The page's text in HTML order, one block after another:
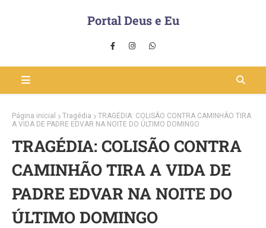
Portal Deus e Eu
Página inicial Tragédia
TRAGÉDIA: COLISÃO CONTRA CAMINHÃO TIRA
A VIDA DE PADRE EDVAR NA NOITE DO ÚLTIMO DOMINGO
TRAGÉDIA: COLISÃO CONTRA
CAMINHÃO TIRA A VIDA DE
PADRE EDVAR NA NOITE DO
ÚLTIMO DOMINGO